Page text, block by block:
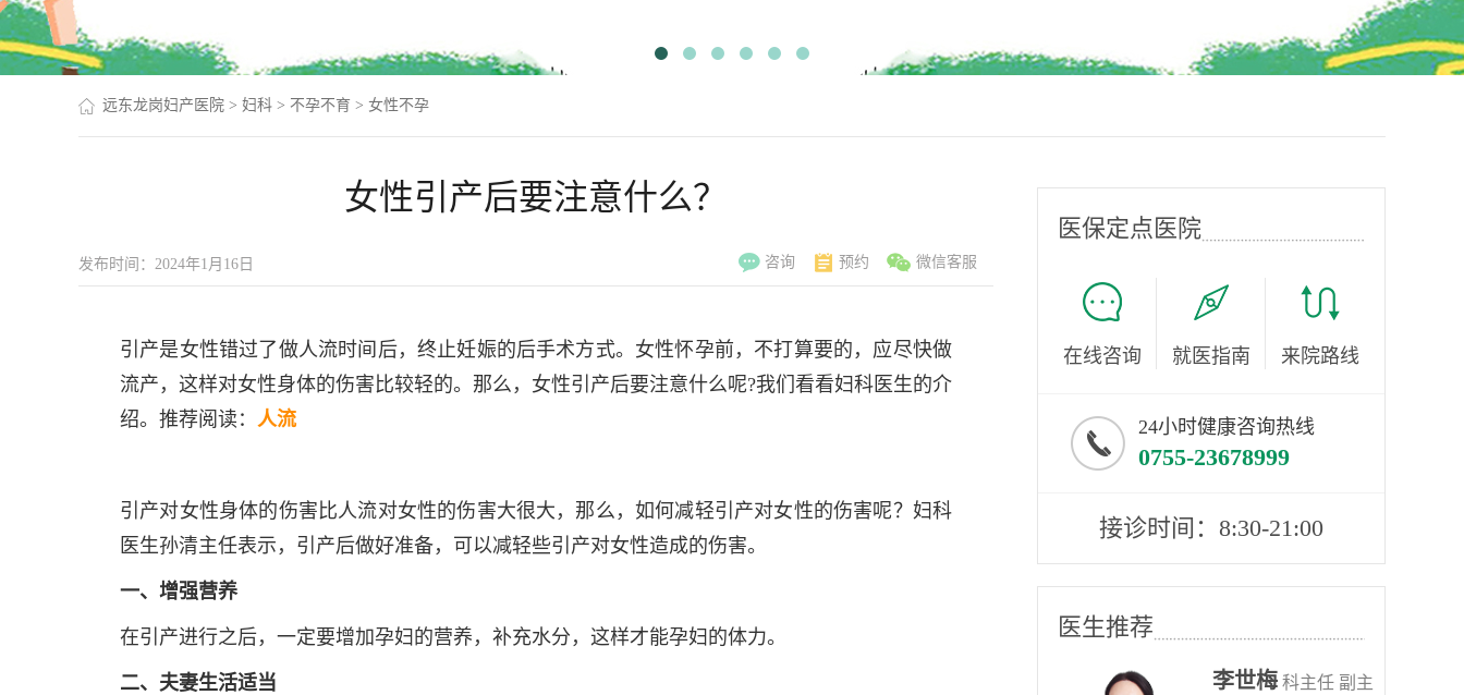
远东龙岗妇产医院 > 妇科 > 不孕不育 > 女性不孕
女性引产后要注意什么？
发布时间：2024年1月16日 咨询 预约 微信客服
引产是女性错过了做人流时间后，终止妊娠的后手术方式。女性怀孕前，不打算要的，应尽快做
流产，这样对女性身体的伤害比较轻的。那么，女性引产后要注意什么呢?我们看看妇科医生的介
绍。推荐阅读： 人流
引产对女性身体的伤害比人流对女性的伤害大很大，那么，如何减轻引产对女性的伤害呢？妇科
医生孙清主任表示，引产后做好准备，可以减轻些引产对女性造成的伤害。
一、增强营养
在引产进行之后，一定要增加孕妇的营养，补充水分，这样才能孕妇的体力。
二、夫妻生活适当
医保定点医院
在线咨询 就医指南 来院路线
24小时健康咨询热线
0755-23678999
接诊时间：8:30-21:00
医生推荐
李世梅 科主任 副主